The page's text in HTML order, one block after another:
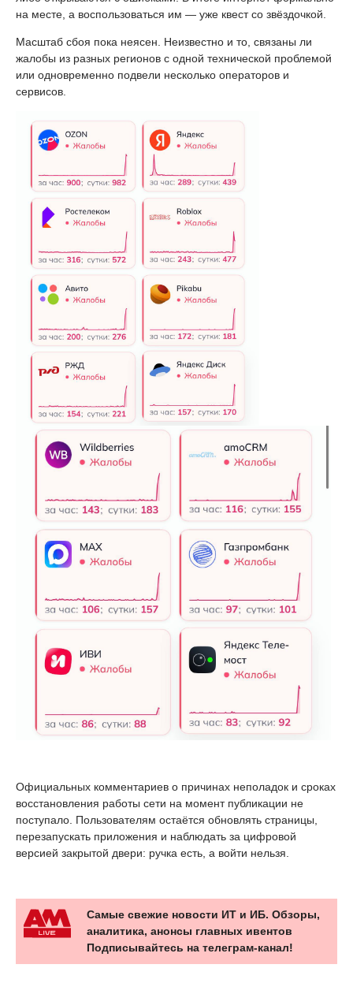
на месте, а воспользоваться им — уже квест со звёздочкой.
Масштаб сбоя пока неясен. Неизвестно и то, связаны ли
жалобы из разных регионов с одной технической проблемой
или одновременно подвели несколько операторов и
сервисов.
Официальных комментариев о причинах неполадок и сроках
восстановления работы сети на момент публикации не
поступало. Пользователям остаётся обновлять страницы,
перезапускать приложения и наблюдать за цифровой
версией закрытой двери: ручка есть, а войти нельзя.
Самые свежие новости ИТ и ИБ. Обзоры,
аналитика, анонсы главных ивентов
Подписывайтесь на телеграм-канал!